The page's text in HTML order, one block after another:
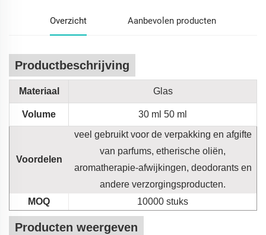
Overzicht Aanbevolen producten
Productbeschrijving
Materiaal Glas
Volume 30 ml 50 ml
Voordelen
veel gebruikt voor de verpakking en afgifte
van parfums, etherische oliën,
aromatherapie-afwijkingen, deodorants en
andere verzorgingsproducten.
MOQ
10000 stuks
Producten weergeven